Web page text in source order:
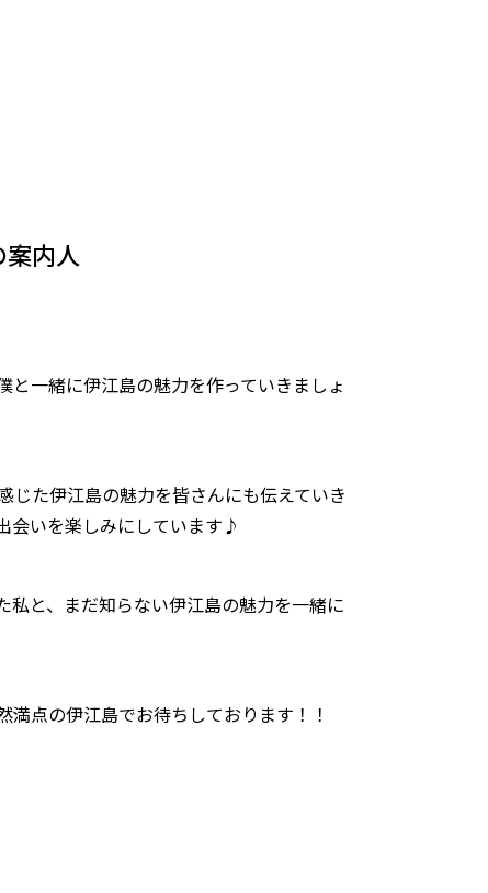
案内人
と一緒に伊江島の魅力を作っていきましょ
じた伊江島の魅力を皆さんにも伝えていき
会いを楽しみにしています♪
私と、まだ知らない伊江島の魅力を一緒に
満点の伊江島でお待ちしております！！